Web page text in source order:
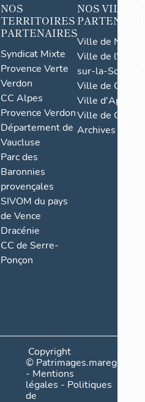
NOS
TERRITOIRES
PARTENAIRES
Syndicat Mixte
Provence Verte
Verdon
CC Alpes
Provence Verdon
Département de
Vaucluse
Parc des
Baronnies
provençales
SIVOM du pays
de Vence
Dracénie
CC de Serre-
Ponçon
NOS VILLES
Ville de Nice
Ville de l'Isle-
sur-la-Sorgue
Ville de Grasse
Ville d'Apt
Ville de
Archives
Copyright
©
- Mentions
légales - Politiques
de